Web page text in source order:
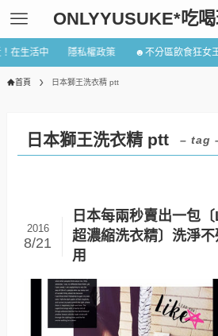
ONLYYUSUKE*吃
在生活中 隱私權政策 ☻不分區飲食狂女
首頁 日本獅王洗衣精 ptt
日本獅王洗衣精 ptt – tag
日本每兩秒賣出一包
超濃縮洗衣精〕洗淨
用
2016
8/21